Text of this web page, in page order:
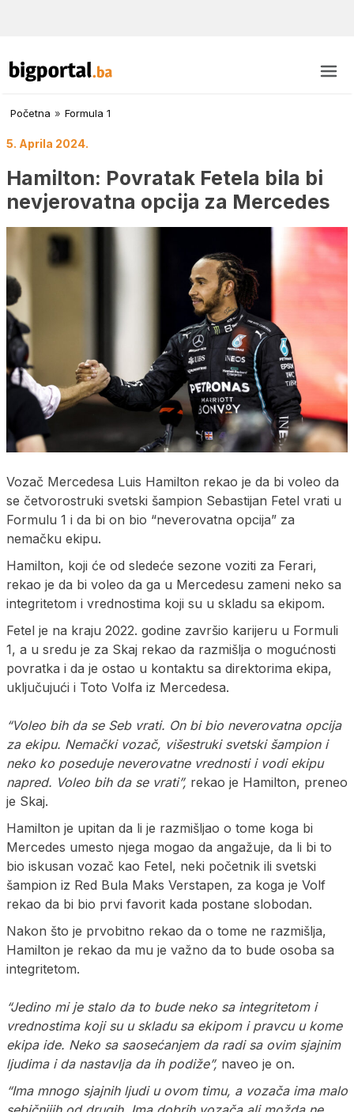
Početna » Formula 1
5. Aprila 2024.
Hamilton: Povratak Fetela bila bi
nevjerovatna opcija za Mercedes
Vozač Mercedesa Luis Hamilton rekao je da bi voleo da
se četvorostruki svetski šampion Sebastijan Fetel vrati u
Formulu 1 i da bi on bio “neverovatna opcija” za
nemačku ekipu.
Hamilton, koji će od sledeće sezone voziti za Ferari,
rekao je da bi voleo da ga u Mercedesu zameni neko sa
integritetom i vrednostima koji su u skladu sa ekipom.
Fetel je na kraju 2022. godine završio karijeru u Formuli
1, a u sredu je za Skaj rekao da razmišlja o mogućnosti
povratka i da je ostao u kontaktu sa direktorima ekipa,
uključujući i Toto Volfa iz Mercedesa.
“Voleo bih da se Seb vrati. On bi bio neverovatna opcija
za ekipu. Nemački vozač, višestruki svetski šampion i
neko ko poseduje neverovatne vrednosti i vodi ekipu
napred. Voleo bih da se vrati”, rekao je Hamilton, preneo
je Skaj.
Hamilton je upitan da li je razmišljao o tome koga bi
Mercedes umesto njega mogao da angažuje, da li bi to
bio iskusan vozač kao Fetel, neki početnik ili svetski
šampion iz Red Bula Maks Verstapen, za koga je Volf
rekao da bi bio prvi favorit kada postane slobodan.
Nakon što je prvobitno rekao da o tome ne razmišlja,
Hamilton je rekao da mu je važno da to bude osoba sa
integritetom.
“Jedino mi je stalo da to bude neko sa integritetom i
vrednostima koji su u skladu sa ekipom i pravcu u kome
ekipa ide. Neko sa saosećanjem da radi sa ovim sjajnim
ljudima i da nastavlja da ih podiže”, naveo je on.
“Ima mnogo sjajnih ljudi u ovom timu, a vozača ima malo